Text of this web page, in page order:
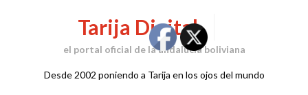
Tarija Digital
el portal oficial de la andalucía boliviana
Desde 2002 poniendo a Tarija en los ojos del mundo